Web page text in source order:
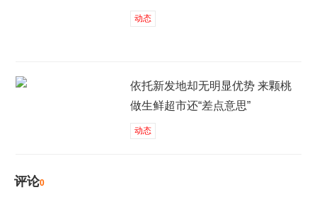
动态
依托新发地却无明显优势 来颗桃
做生鲜超市还“差点意思”
动态
评论0